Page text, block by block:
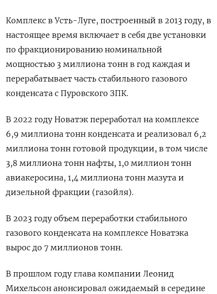
Комплекс в Усть-Луге, построенный в 2013 году, в
настоящее время включает в себя две установки
по фракционированию номинальной
мощностью 3 миллиона тонн в год каждая и
перерабатывает часть стабильного газового
конденсата c Пуровского ЗПК.
В 2022 году Новатэк переработал на комплексе
6,9 миллиона тонн конденсата и реализовал 6,2
миллиона тонн готовой продукции, в том числе
3,8 миллиона тонн нафты, 1,0 миллион тонн
авиакеросина, 1,4 миллиона тонн мазута и
дизельной фракции (газойля).
В 2023 году объем переработки стабильного
газового конденсата на комплексе Новатэка
вырос до 7 миллионов тонн.
В прошлом году глава компании Леонид
Михельсон анонсировал ожидаемый в середине